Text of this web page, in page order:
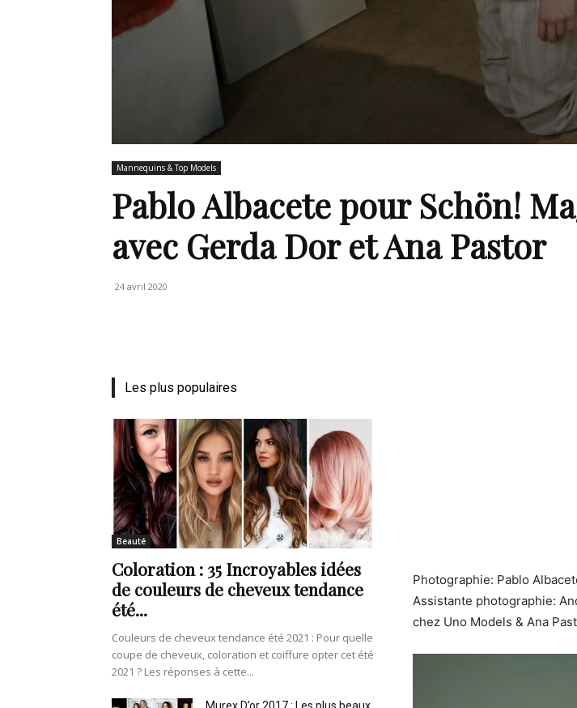
Mannequins & Top Models
Pablo Albacete pour Schön!
avec Gerda Dor et Ana Pastor
24 avril 2020
Photographie: Pablo
Assistante photographie:
chez Uno Models & Ana
Les plus populaires
Beauté
Coloration : 35 Incroyables idées
de couleurs de cheveux tendance
été...
Couleurs de cheveux tendance été 2021 : Pour quelle
coupe de cheveux, coloration et coiffure opter cet été
2021 ? Les réponses à cette...
Murex D’or 2017 : Les plus beaux